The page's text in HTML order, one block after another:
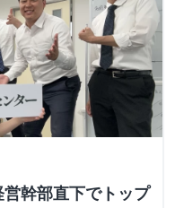
営幹部直下でトップ